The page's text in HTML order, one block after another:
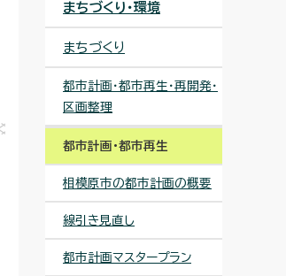
まちづくり・環境
まちづくり
都市計画・都市再生・再開発・
区画整理
都市計画・都市再生
相模原市の都市計画の概要
線引き見直し
都市計画マスタープラン